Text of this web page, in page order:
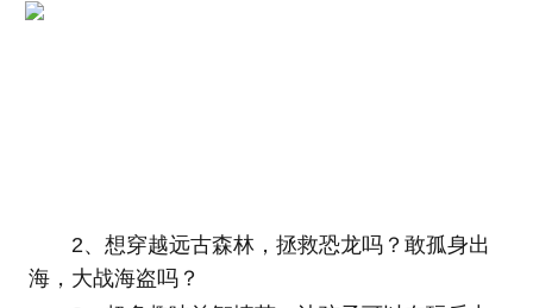
2、想穿越远古森林，拯救恐龙吗？敢孤身出
海，大战海盗吗？